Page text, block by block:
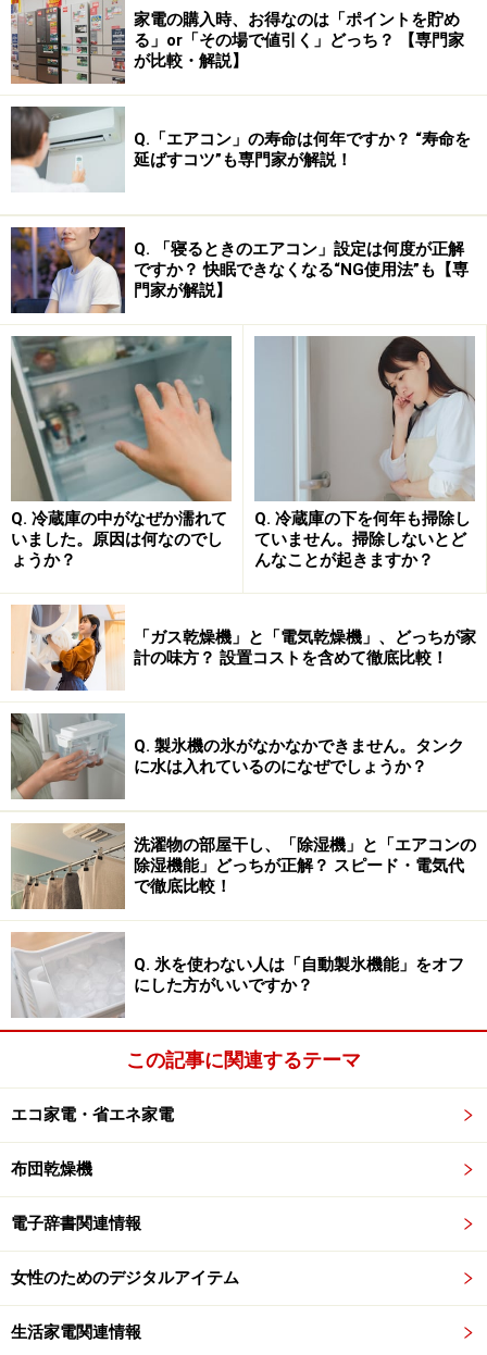
ハンディタイプなので器の上で直接使えるのが便利！
片手で持てるハンディサイズで器の上で直接使えるた
め、かき氷だけでなく、お酒のグラスや刺身や冷性のお
料理のデコレーションにも活用できるのも、大きなメリ
ット。スマートな筒型と赤or黒一色とシンプルな色使い
で、「大人」という名にふさわしいデザインもおすすめ
ポイントのひとつ。従来のかき氷器と比べると収納しや
すく出したままにできるので、活使用頻度が高まりそう
です。
器｣
ドウシシャ 大人の氷かき器 ブラック DHIS-140BK
調理家電で加熱調理も涼しく！
暑い季節は、火を使う加熱調理が大変です。作り手が暑
いだけでなく周囲の温度も上がり、ますます暑さに拍車
がかかります。それに対し、電気の調理機器は、周囲へ
の熱の放出が少なく、汗をかかずに料理ができるのが大
きな長所。皆さんも、電子レンジで野菜の下茹でを済ま
入れているのではないでしょうか？そういう意味で、調
理家電は「使うと涼しい」家電のひとつです。
家電の購入時、お得なのは「ポイントを貯め
る」or「その場で値引く」どっち？ 【専門家
が比較・解説】
Q.「エアコン」の寿命は何年ですか？ “寿命を
延ばすコツ”も専門家が解説！
Q. 「寝るときのエアコン」設定は何度が正解
ですか？ 快眠できなくなる“NG使用法”も【専
門家が解説】
Q. 冷蔵庫の中がなぜか濡れて
いました。原因は何なのでし
ょうか？
Q. 冷蔵庫の下を何年も掃除し
ていません。掃除しないとど
んなことが起きますか？
「ガス乾燥機」と「電気乾燥機」、どっちが家
計の味方？ 設置コストを含めて徹底比較！
Q. 製氷機の氷がなかなかできません。タンク
に水は入れているのになぜでしょうか？
洗濯物の部屋干し、「除湿機」と「エアコンの
除湿機能」どっちが正解？ スピード・電気代
で徹底比較！
Q. 氷を使わない人は「自動製氷機能」をオフ
にした方がいいですか？
この記事に関連するテーマ
エコ家電・省エネ家電
布団乾燥機
電子辞書関連情報
女性のためのデジタルアイテム
生活家電関連情報